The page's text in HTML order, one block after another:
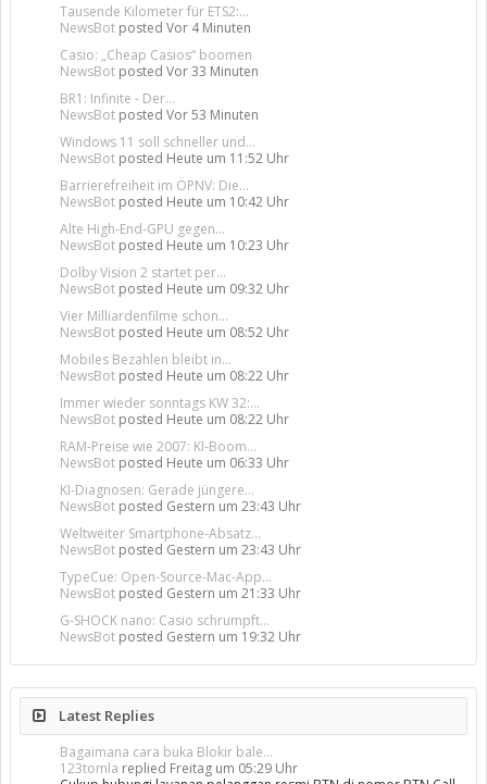
Tausende Kilometer für ETS2:...
NewsBot posted Vor 4 Minuten
Casio: „Cheap Casios“ boomen
NewsBot posted Vor 33 Minuten
BR1: Infinite - Der...
NewsBot posted Vor 53 Minuten
Windows 11 soll schneller und...
NewsBot posted Heute um 11:52 Uhr
Barrierefreiheit im ÖPNV: Die...
NewsBot posted Heute um 10:42 Uhr
Alte High-End-GPU gegen...
NewsBot posted Heute um 10:23 Uhr
Dolby Vision 2 startet per...
NewsBot posted Heute um 09:32 Uhr
Vier Milliardenfilme schon...
NewsBot posted Heute um 08:52 Uhr
Mobiles Bezahlen bleibt in...
NewsBot posted Heute um 08:22 Uhr
Immer wieder sonntags KW 32:...
NewsBot posted Heute um 08:22 Uhr
RAM-Preise wie 2007: KI-Boom...
NewsBot posted Heute um 06:33 Uhr
KI-Diagnosen: Gerade jüngere...
NewsBot posted Gestern um 23:43 Uhr
Weltweiter Smartphone-Absatz...
NewsBot posted Gestern um 23:43 Uhr
TypeCue: Open-Source-Mac-App...
NewsBot posted Gestern um 21:33 Uhr
G-SHOCK nano: Casio schrumpft...
NewsBot posted Gestern um 19:32 Uhr
Latest Replies
Bagaimana cara buka Blokir bale...
123tomla replied Freitag um 05:29 Uhr